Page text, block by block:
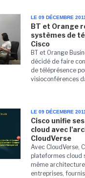
LE 09 DÉCEMBRE 2011
BT et Orange
systèmes de
Cisco
BT et Orange
décidé de faire
de téléprésence
visioconférences
LE 09 DÉCEMBRE 2011
Cisco unifie
cloud avec
CloudVerse
Avec CloudVerse,
plateformes cloud
même
entreprises,